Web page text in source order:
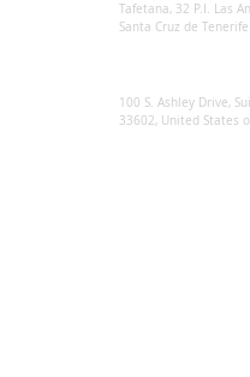
Tafetana, 32 P.I. Las
Santa Cruz de Tenerife
100 S. Ashley Drive,
33602, United States